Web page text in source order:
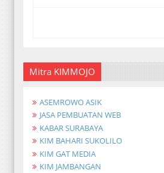
Mitra KIMMOJO
ASEMROWO ASIK
JASA PEMBUATAN WEB
KABAR SURABAYA
KIM BAHARI SUKOLILO
KIM GAT MEDIA
KIM JAMBANGAN